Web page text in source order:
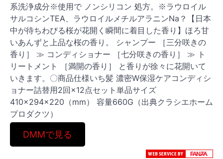
系洗浄成分※使用で ノンシリコン 処方。※ラウロイル
サルコシンTEA、ラウロイルメチルアラニンNa？【日本
中が待ちわびる桜が花開く瞬間に着目した香り】ほろ甘
いあんずと上品な桜の香り。 シャンプー ［三分咲きの
香り］ ≫ コンディショナー ［七分咲きの香り］ ≫ ト
リートメント ［満開の香り］ と香りが徐々に花開いて
いきます。〇商品仕様いち髪 濃密W保湿ケアコンディシ
ョナー詰替用2回×12点セット単品サイズ
410×294×220（mm） 容量660G（出典クラシエホーム
プロダクツ）
DMMで見る